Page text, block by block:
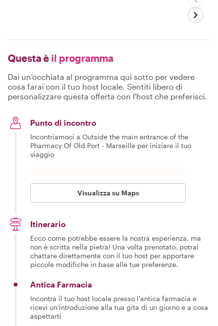
Questa è il programma
Dai un'occhiata al programma qui sotto per vedere
cosa farai con il tuo host locale. Sentiti libero di
personalizzare questa offerta con l'host che preferisci.
Punto di incontro
Incontriamoci a Outside the main entrance of the
Pharmacy Of Old Port - Marseille per iniziare il tuo
viaggio
Visualizza su Maps
Itinerario
Ecco come potrebbe essere la nostra esperienza, ma
non è scritta nella pietra! Una volta prenotato, potrai
chattare direttamente con il tuo host per apportare
piccole modifiche in base alle tue preferenze.
Antica Farmacia
Incontra il tuo host locale presso l'antica farmacia e
ricevi un'introduzione alla tua gita di un giorno e a cosa
aspettarti